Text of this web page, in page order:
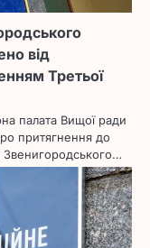
від
Третьої
палата Вищої ради
притягнення до
Звенигородського…